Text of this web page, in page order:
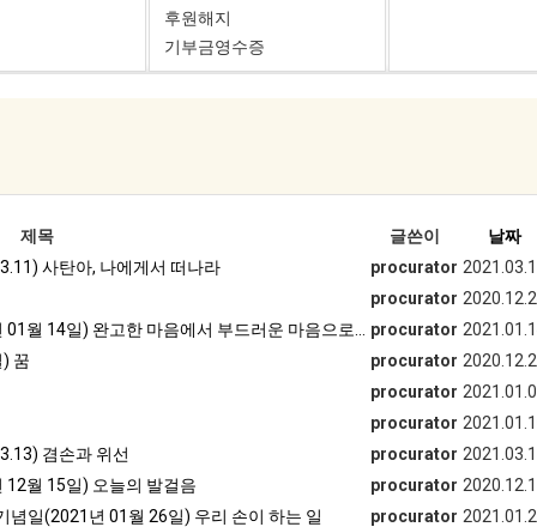
후원해지
기부금영수증
제목 글쓴이 날짜
사탄아, 나에게서 떠나라 procurator
procurator
월 14일) 완고한 마음에서 부드러운 마음으로… procurator
꿈 procurator
procurator
procurator
겸손과 위선 procurator
월 15일) 오늘의 발걸음 procurator
념일(2021년 01월 26일) 우리 손이 하는 일 procurator